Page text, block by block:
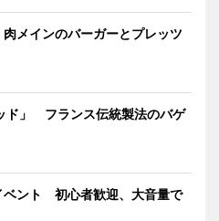
メインのバーガーとプレッツ
ド」 フランス伝統製法のバゲ
ベント 初心者歓迎、大音量で